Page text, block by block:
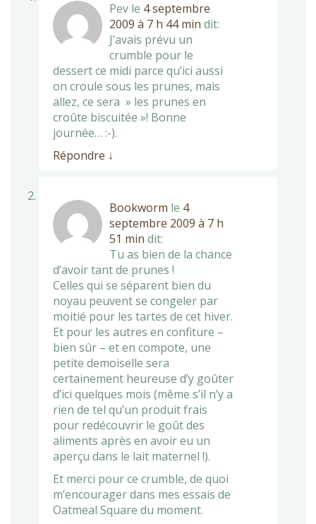
Pev le 4 septembre
2009 à 7 h 44 min dit:
J’avais prévu un
crumble pour le
dessert ce midi parce qu’ici aussi
on croule sous les prunes, mais
allez, ce sera » les prunes en
croûte biscuitée »! Bonne
journée… :-).
Répondre ↓
Bookworm le 4
septembre 2009 à 7 h
51 min dit:
Tu as bien de la chance
d’avoir tant de prunes !
Celles qui se séparent bien du
noyau peuvent se congeler par
moitié pour les tartes de cet hiver.
Et pour les autres en confiture –
bien sûr – et en compote, une
petite demoiselle sera
certainement heureuse d’y goûter
d’ici quelques mois (même s’il n’y a
rien de tel qu’un produit frais
pour redécouvrir le goût des
aliments après en avoir eu un
aperçu dans le lait maternel !).
Et merci pour ce crumble, de quoi
m’encourager dans mes essais de
Oatmeal Square du moment.